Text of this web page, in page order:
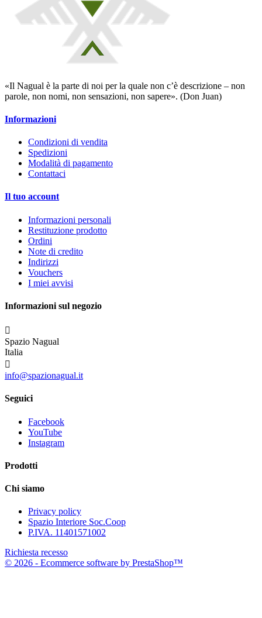
«Il Nagual è la parte di noi per la quale non c’è descrizione – non
parole, non nomi, non sensazioni, non sapere». (Don Juan)
Informazioni
Condizioni di vendita
Spedizioni
Modalità di pagamento
Contattaci
Il tuo account
Informazioni personali
Restituzione prodotto
Ordini
Note di credito
Indirizzi
Vouchers
I miei avvisi
Informazioni sul negozio

Spazio Nagual
Italia

info@spazionagual.it
Seguici
Facebook
YouTube
Instagram
Prodotti
Chi siamo
Privacy policy
Spazio Interiore Soc.Coop
P.IVA. 11401571002
Richiesta recesso
© 2026 - Ecommerce software by PrestaShop™